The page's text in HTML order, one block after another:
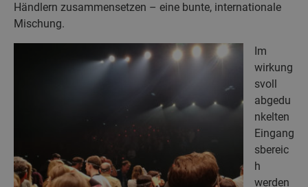
Händlern zusammensetzen – eine bunte, internationale
Mischung.
Im
wirkung
svoll
abgedu
nkelten
Eingang
sbereic
h
werden